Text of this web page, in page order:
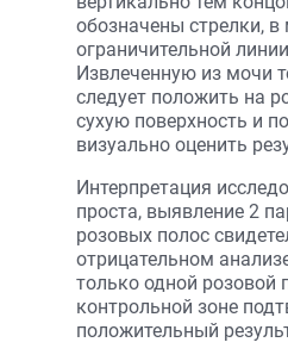
обозначены стрелки,
ограничительной
Извлеченную из мочи
следует положить на
сухую поверхность и
визуально оценить
Интерпретация
проста, выявление 2
розовых полос
отрицательном
только одной розовой
контрольной зоне
положительный